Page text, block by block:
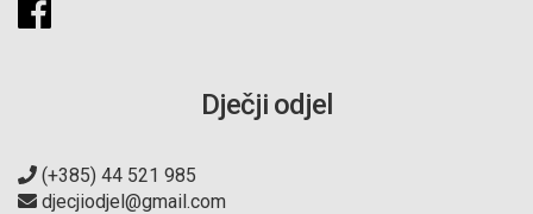
Dječji odjel
(+385) 44 521 985
djecjiodjel@gmail.com